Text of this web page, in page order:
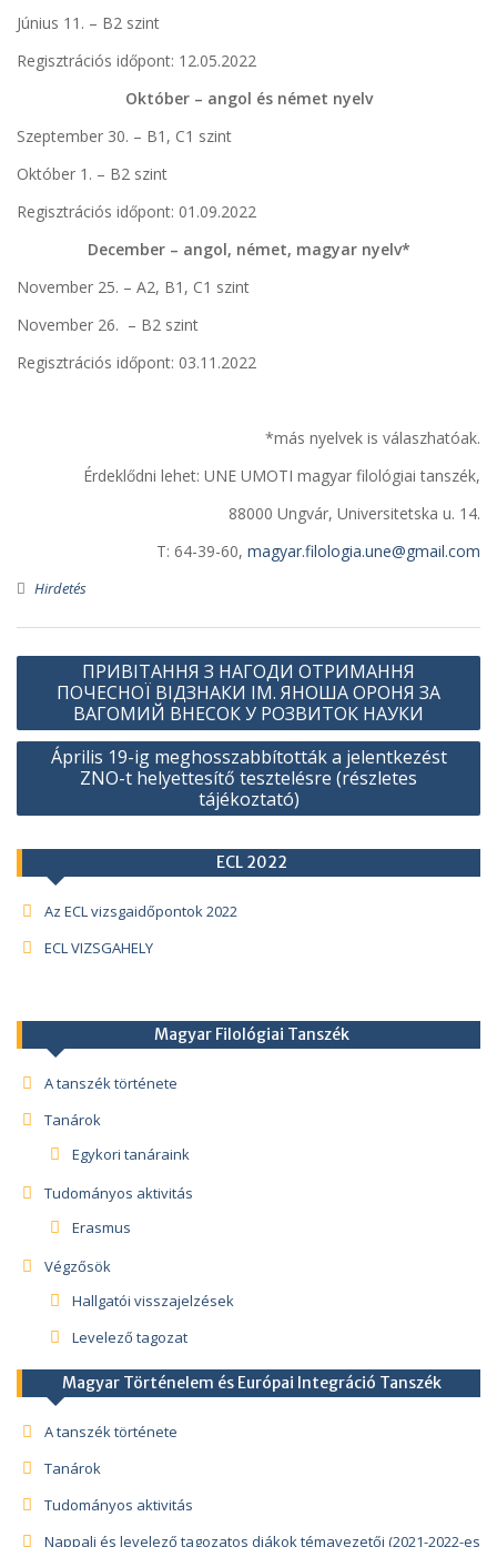
Június 11. – B2 szint
Regisztrációs időpont: 12.05.2022
Október – angol és német nyelv
Szeptember 30. – B1, C1 szint
Október 1. – B2 szint
Regisztrációs időpont: 01.09.2022
December – angol, német, magyar nyelv*
November 25. – A2, B1, C1 szint
November 26. – B2 szint
Regisztrációs időpont: 03.11.2022
*más nyelvek is válaszhatóak.
Érdeklődni lehet: UNE UMOTI magyar filológiai tanszék,
88000 Ungvár, Universitetska u. 14.
Т: 64-39-60, magyar.filologia.une@gmail.com
Hirdetés
Bejegyzés
navigációПРИВІТАННЯ З НАГОДИ ОТРИМАННЯ
ПОЧЕСНОЇ ВІДЗНАКИ ІМ. ЯНОША ОРОНЯ ЗА
ВАГОМИЙ ВНЕСОК У РОЗВИТОК НАУКИ
Április 19-ig meghosszabbították a jelentkezést
ZNO-t helyettesítő tesztelésre (részletes
tájékoztató)
ECL 2022
Az ECL vizsgaidőpontok 2022
ECL VIZSGAHELY
Magyar Filológiai Tanszék
A tanszék története
Tanárok
Egykori tanáraink
Tudományos aktivitás
Erasmus
Végzősök
Hallgatói visszajelzések
Levelező tagozat
Magyar Történelem és Európai Integráció Tanszék
A tanszék története
Tanárok
Tudományos aktivitás
Nappali és levelező tagozatos diákok témavezetői (2021-2022-es